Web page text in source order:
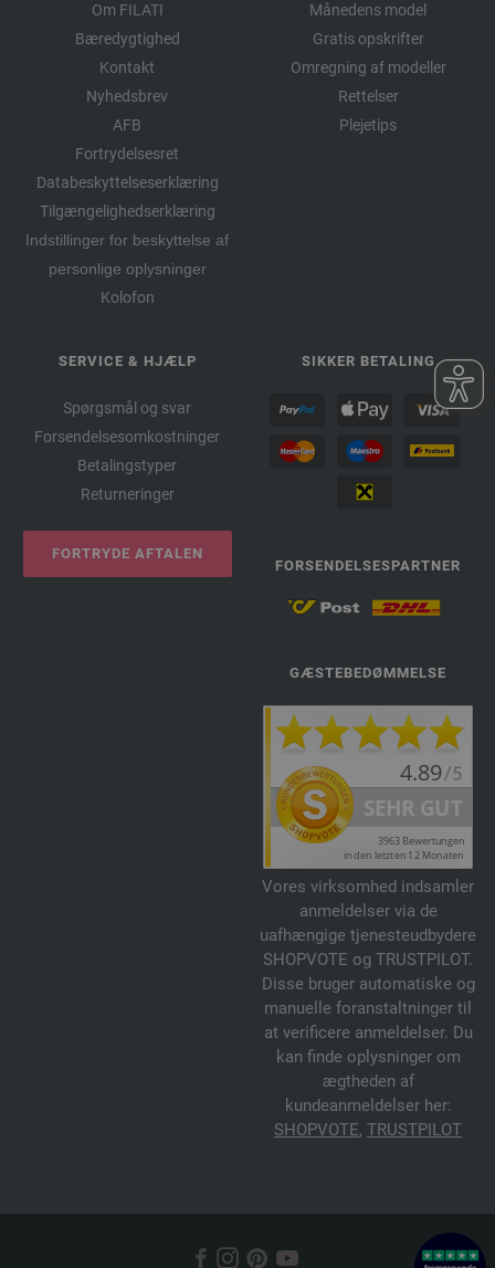
Om FILATI
Bæredygtighed
Kontakt
Nyhedsbrev
AFB
Fortrydelsesret
Databeskyttelseserklæring
Tilgængelighedserklæring
Indstillinger for beskyttelse af
personlige oplysninger
Kolofon
Månedens model
Gratis opskrifter
Omregning af modeller
Rettelser
Plejetips
SERVICE & HJÆLP
Spørgsmål og svar
Forsendelsesomkostninger
Betalingstyper
Returneringer
FORTRYDE AFTALEN
SIKKER BETALING
FORSENDELSESPARTNER
GÆSTEBEDØMMELSE
Vores virksomhed indsamler
anmeldelser via de
uafhængige tjenesteudbydere
SHOPVOTE og TRUSTPILOT.
Disse bruger automatiske og
manuelle foranstaltninger til
at verificere anmeldelser. Du
kan finde oplysninger om
ægtheden af
kundeanmeldelser her:
SHOPVOTE, TRUSTPILOT